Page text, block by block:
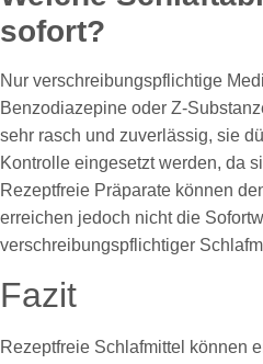
sofort?
Nur verschreibungspflichtige
Benzodiazepine oder Z-
sehr rasch und zuverlässig, sie
Kontrolle eingesetzt werden, da
Rezeptfreie Präparate können
erreichen jedoch nicht die
verschreibungspflichtiger
Fazit
Rezeptfreie Schlafmittel können